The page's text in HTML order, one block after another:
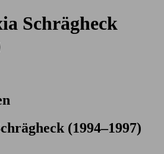
Schrägheck
(1994–1997)